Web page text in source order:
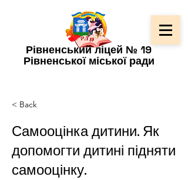
Рівненський ліцей № 19
Рівненської міської ради
< Back
Самооцінка дитини. Як
допомогти дитині підняти
самооцінку.